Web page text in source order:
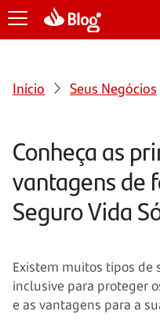
Início Seus Negócios
Conheça as
vantagens de
Seguro Vida
Existem muitos tipos de
inclusive para proteger
e as vantagens para a